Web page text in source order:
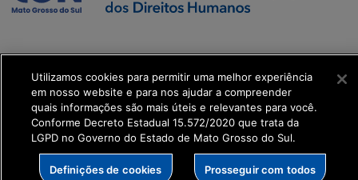
Executiva de
Transformação Digital
get_footer();
Utilizamos cookies para permitir uma melhor experiência
em nosso website e para nos ajudar a compreender
quais informações são mais úteis e relevantes para você.
Conforme Decreto Estadual 15.572/2020 que trata da
LGPD no Governo do Estado de Mato Grosso do Sul.
Definições de cookies Prosseguir com todos